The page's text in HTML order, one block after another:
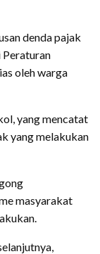
denda pajak
Peraturan
oleh warga
yang mencatat
yang melakukan
masyarakat